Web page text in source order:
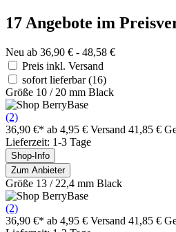
17 Angebote im
Neu ab 36,90 € - 48,58 €
Preis inkl. Versand
sofort lieferbar(16)
Größe 10 / 20 mm Black
(2)
36,90 €* ab 4,95 € Versand 41,85 €
Lieferzeit: 1-3 Tage
Shop-Info
Zum Anbieter
Größe 13 / 22,4 mm Black
(2)
36,90 €* ab 4,95 € Versand 41,85 €